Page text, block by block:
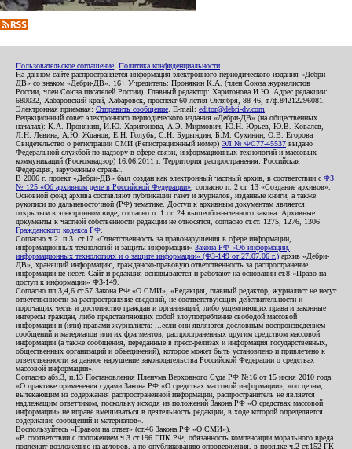
Пользовательское соглашение Политика конфиденциальности
На данном сайте распространяется информация электронного периодического издания «Дебри-
ДВ» со знаком «Дебри-ДВ». 16+ Учредитель: Пронякин К.А. (член Союза журналистов
России, член Союза писателей России). Главный редактор: Харитонова И.Ю. Адрес редакции:
680032, Хабаровский край, Хабаровск, проспект 60-летия Октября, 88-46, т./ф.84212296081.
Электронная приемная: Отправить сообщение . E-mail: editor@debri-dv.com
Редакционный совет электронного периодического издания «Дебри-ДВ» (на общественных
началах): К.А. Пронякин, И.Ю. Харитонова, А.Э. Мирмович, Ю.Н. Юрьев, Ю.В. Ковалев,
Л.Н. Левина, А.Ю. Жданов, Е.Н. Голубь, С.Н. Бурындин, Б.М. Сухинин, О.В. Егорова
Свидетельство о регистрации СМИ (Регистрационный номер) ЭЛ № ФС77-45537 выдано
Федеральной службой по надзору в сфере связи, информационных технологий и массовых
коммуникаций (Роскомнадзор) 16.06.2011 г. Территория распространения: Российская
Федерация, зарубежные страны.
В 2006 г. проект «Дебри-ДВ» был создан как электронный частный архив, в соответствии с ФЗ
№ 125 «Об архивном деле в Российской Федерации» , согласно п. 2 ст. 13 «Создание архивов».
Основной фонд архива составляют публикации газет и журналов, изданные книги, а также
рукописи по дальневосточной (РФ) тематике. Доступ к архивным документам является
открытым в электронном виде, согласно п. 1 ст. 24 вышеобозначенного закона. Архивные
документы к частной собственности редакции не относятся, согласно ст.ст. 1275, 1276, 1306
Гражданского кодекса РФ
Согласно ч.2. п.3. ст.17 «Ответственность за правонарушения в сфере информации,
информационных технологий и защиты информации» Закона РФ «Об информации,
информационных технологиях и о защите информации» (ФЗ-149 от 27.07.06 г.) архив «Дебри-
ДВ», хранящий информацию, гражданско-правовую ответственность за распространение
информации не несет. Сайт и редакция основываются и работают на основании ст.8 «Право на
доступ к информации» ФЗ-149.
Согласно пп.3,4,6 ст.57 Закона РФ «О СМИ», «Редакция, главный редактор, журналист не несут
ответственности за распространение сведений, не соответствующих действительности и
порочащих честь и достоинство граждан и организаций, либо ущемляющих права и законные
интересы граждан, либо представляющих собой злоупотребление свободой массовой
информации и (или) правами журналиста: ...если они являются дословным воспроизведением
сообщений и материалов или их фрагментов, распространенных другим средством массовой
информации (а также сообщения, переданные в пресс-релизах и информация государственных,
общественных организаций и объединений), которое может быть установлено и привлечено к
ответственности за данное нарушение законодательства Российской Федерации о средствах
массовой информации».
Согласно абз.3, п.13 Постановления Пленума Верховного Суда РФ №16 от 15 июня 2010 года
«О практике применения судами Закона РФ «О средствах массовой информации», «по делам,
вытекающим из содержания распространенной информации, распространитель не является
надлежащим ответчиком, поскольку исходя из положений Закона РФ «О средствах массовой
информации» не вправе вмешиваться в деятельность редакции, в ходе которой определяется
содержание сообщений и материалов».
Воспользуйтесь «Правом на ответ» (ст.46 Закона РФ «О СМИ»).
«В соответствии с положением ч.3 ст.196 ГПК РФ, обязанность компенсации морального вреда
подлежит возложению на авторов, а по опубликованию опровержения, в порядке ч.2 ст.152 ГК